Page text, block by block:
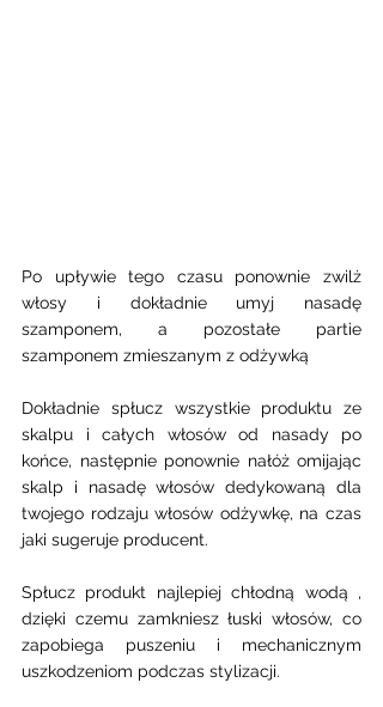
Po upływie tego czasu ponownie zwilż
włosy i dokładnie umyj nasadę
szamponem, a pozostałe partie
szamponem zmieszanym z odżywką
Dokładnie spłucz wszystkie produktu ze
skalpu i całych włosów od nasady po
końce, następnie ponownie nałóż omijając
skalp i nasadę włosów dedykowaną dla
twojego rodzaju włosów odżywkę, na czas
jaki sugeruje producent.
Spłucz produkt najlepiej chłodną wodą ,
dzięki czemu zamkniesz łuski włosów, co
zapobiega puszeniu i mechanicznym
uszkodzeniom podczas stylizacji.